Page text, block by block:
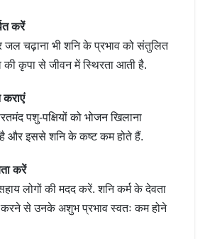
करें
जल चढ़ाना भी शनि के प्रभाव को संतुलित
की कृपा से जीवन में स्थिरता आती है.
कराएं
पशु-पक्षियों को भोजन खिलाना
है और इससे शनि के कष्ट कम होते हैं.
करें
लोगों की मदद करें. शनि कर्म के देवता
करने से उनके अशुभ प्रभाव स्वतः कम होने